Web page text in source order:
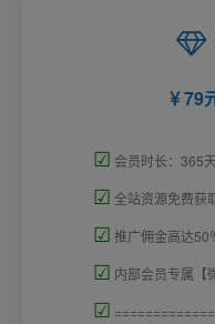
79
☑ 会员时长：365天
☑ 全站资源免费获
☑ 推广佣金高达50
☑ 内部会员专属【
☑